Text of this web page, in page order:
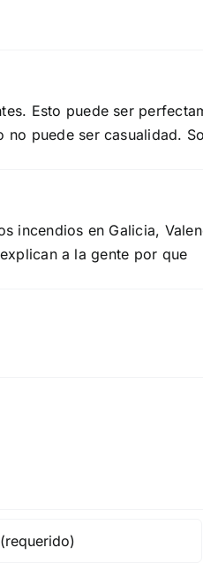
Esto puede ser
puede ser casualidad.
incendios en Galicia,
a la gente por que